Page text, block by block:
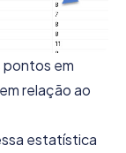
pontos em
relação ao
estatística